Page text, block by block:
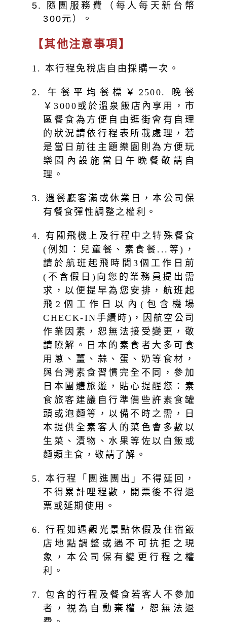
5. 隨團服務費（每人每天新台幣
300元）。
【其他注意事項】
1. 本行程免稅店自由採購一次。
2. 午餐平均餐標￥2500. 晚餐
￥3000或於溫泉飯店內享用，市
區餐食為方便自由逛街會有自理
的狀況請依行程表所載處理，若
是當日前往主題樂園則為方便玩
樂園內設施當日午晚餐敬請自
理。
3. 遇餐廳客滿或休業日，本公司保
有餐食彈性調整之權利。
4. 有關飛機上及行程中之特殊餐食
(例如：兒童餐、素食餐...等)，
請於航班起飛時間3個工作日前
(不含假日)向您的業務員提出需
求，以便提早為您安排，航班起
飛2個工作日以內(包含機場
CHECK-IN手續時)，因航空公司
作業因素，恕無法接受變更，敬
請瞭解。日本的素食者大多可食
用蔥、薑、蒜、蛋、奶等食材，
與台灣素食習慣完全不同，參加
日本團體旅遊，貼心提醒您：素
食旅客建議自行準備些許素食罐
頭或泡麵等，以備不時之需，日
本提供全素客人的菜色會多數以
生菜、漬物、水果等佐以白飯或
麵類主食，敬請了解。
5. 本行程「團進團出」不得延回，
不得累計哩程數，開票後不得退
票或延期使用。
6. 行程如遇觀光景點休假及住宿飯
店地點調整或遇不可抗拒之現
象，本公司保有變更行程之權
利。
7. 包含的行程及餐食若客人不參加
者，視為自動棄權，恕無法退